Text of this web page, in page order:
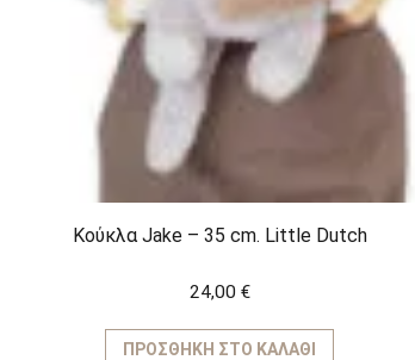
Κούκλα Jake – 35 cm. Little Dutch
24,00 €
ΠΡΟΣΘΉΚΗ ΣΤΟ ΚΑΛΆΘΙ